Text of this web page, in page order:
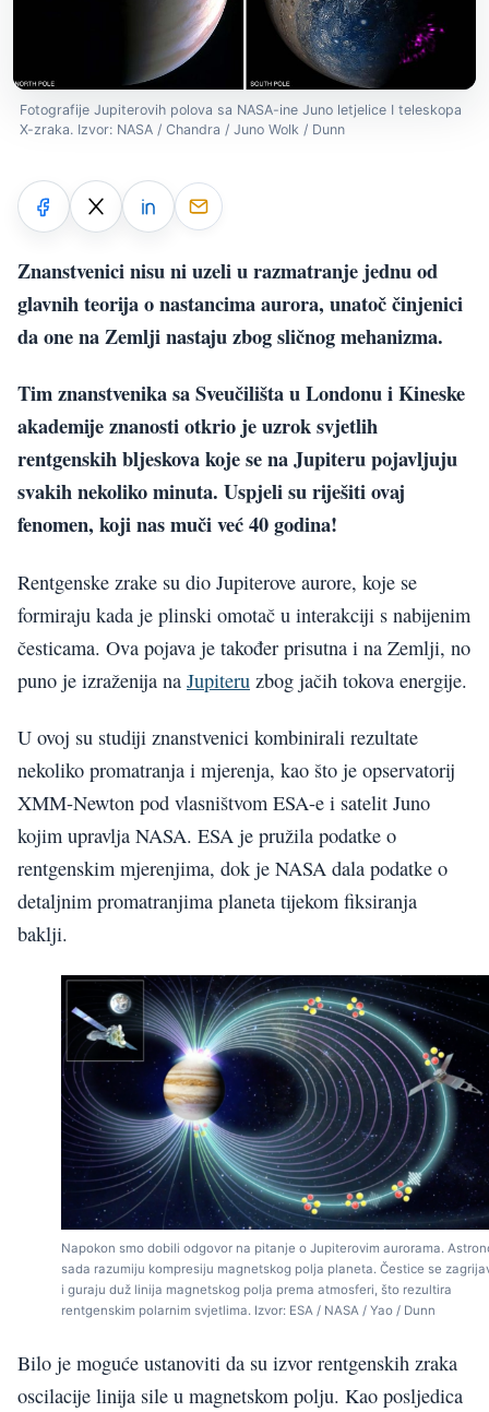
Fotografije Jupiterovih polova sa NASA-ine Juno letjelice I teleskopa
X-zraka. Izvor: NASA / Chandra / Juno Wolk / Dunn
Znanstvenici nisu ni uzeli u razmatranje jednu od
glavnih teorija o nastancima aurora, unatoč činjenici
da one na Zemlji nastaju zbog sličnog mehanizma.
Tim znanstvenika sa Sveučilišta u Londonu i Kineske
akademije znanosti otkrio je uzrok svjetlih
rentgenskih bljeskova koje se na Jupiteru pojavljuju
svakih nekoliko minuta. Uspjeli su riješiti ovaj
fenomen, koji nas muči već 40 godina!
Rentgenske zrake su dio Jupiterove aurore, koje se
formiraju kada je plinski omotač u interakciji s nabijenim
česticama. Ova pojava je također prisutna i na Zemlji, no
puno je izraženija na Jupiteru zbog jačih tokova energije.
U ovoj su studiji znanstvenici kombinirali rezultate
nekoliko promatranja i mjerenja, kao što je opservatorij
XMM-Newton pod vlasništvom ESA-e i satelit Juno
kojim upravlja NASA. ESA je pružila podatke o
rentgenskim mjerenjima, dok je NASA dala podatke o
detaljnim promatranjima planeta tijekom fiksiranja
baklji.
Napokon smo dobili odgovor na pitanje o Jupiterovim aurorama.
sada razumiju kompresiju magnetskog polja planeta. Čestice se
i guraju duž linija magnetskog polja prema atmosferi, što rezultira
rentgenskim polarnim svjetlima. Izvor: ESA / NASA / Yao / Dunn
Bilo je moguće ustanoviti da su izvor rentgenskih zraka
oscilacije linija sile u magnetskom polju. Kao posljedica